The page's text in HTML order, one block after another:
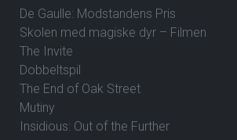
De Gaulle: Modstandens Pris
Skolen med magiske dyr – Filmen
The Invite
Dobbeltspil
The End of Oak Street
Mutiny
Insidious: Out of the Further